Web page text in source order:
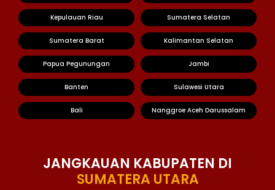
Kepulauan Riau Sumatera Selatan
Sumatera Barat Kalimantan Selatan
Papua Pegunungan Jambi
Banten Sulawesi Utara
Bali Nanggroe Aceh Darussalam
JANGKAUAN KABUPATEN DI
SUMATERA UTARA